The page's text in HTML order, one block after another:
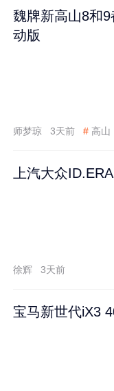
魏牌新高山8和
动版
师梦琼 3天前 # 高山
上汽大众
徐辉 3天前
宝马新世代iX3